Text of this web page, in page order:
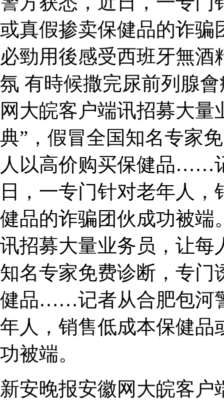
或真假掺卖保健品的诈
必勁用後感受西班牙無
氛 有時候撒完尿前列腺
网大皖客户端讯招募大
典”，假冒全国知名专家
人以高价购买保健品……
日，一专门针对老年人
健品的诈骗团伙成功被端
讯招募大量业务员，让每
知名专家免费诊断，专门
健品……记者从合肥包河
年人，销售低成本保健品
功被端。
新安晚报安徽网大皖客